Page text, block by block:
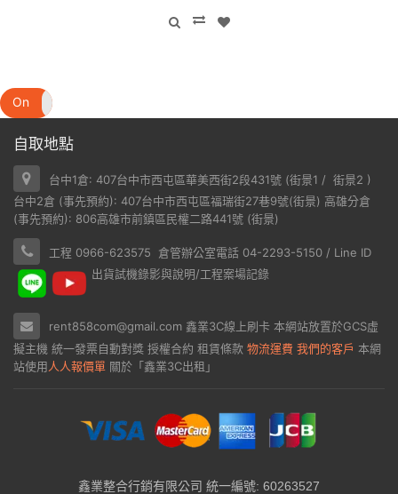
On
自取地點
台中1倉: 407台中市西屯區華美西街2段431號 (街景1 / 街景2 )
台中2倉 (事先預約): 407台中市西屯區福瑞街27巷9號(街景) 高雄分倉
(事先預約): 806高雄市前鎮區民權二路441號 (街景)
工程 0966-623575 倉管辦公室電話 04-2293-5150 / Line ID
出貨試機錄影與說明/工程案場記錄
rent858com@gmail.com 鑫業3C線上刷卡 本網站放置於GCS虛
擬主機 統一發票自動對獎 授權合約 租賃條款 物流運費 我們的客戶 本網
站使用人人報價單 關於「鑫業3C出租」
鑫業整合行銷有限公司 統一編號: 60263527